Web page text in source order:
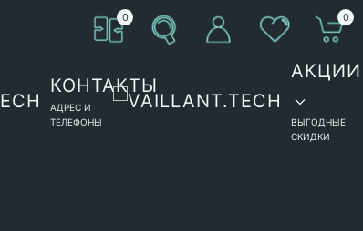
0 0
КОНТАКТЫ
АДРЕС И
ТЕЛЕФОНЫ
АКЦИИ
ВЫГОДНЫЕ
СКИДКИ